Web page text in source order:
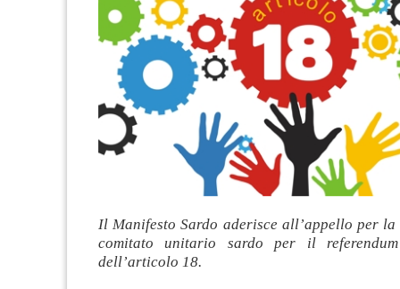
Il Manifesto Sardo aderisce all’appello per
comitato unitario sardo per il
dell’articolo 18.